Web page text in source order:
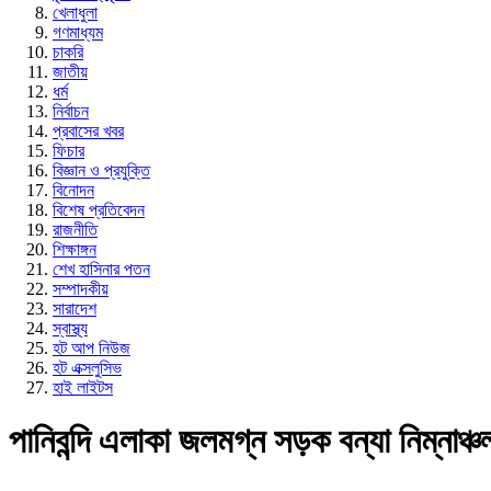
খেলাধুলা
গণমাধ্যম
চাকরি
জাতীয়
ধর্ম
নির্বাচন
প্রবাসের খবর
ফিচার
বিজ্ঞান ও প্রযুক্তি
বিনোদন
বিশেষ প্রতিবেদন
রাজনীতি
শিক্ষাঙ্গন
শেখ হাসিনার পতন
সম্পাদকীয়
সারাদেশ
স্বাস্থ্য
হট আপ নিউজ
হট এক্সলুসিভ
হাই লাইটস
পানিবন্দি এলাকা জলমগ্ন সড়ক বন্যা